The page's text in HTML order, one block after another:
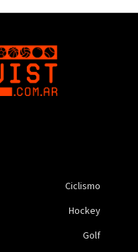
Ciclismo
Hockey
Golf